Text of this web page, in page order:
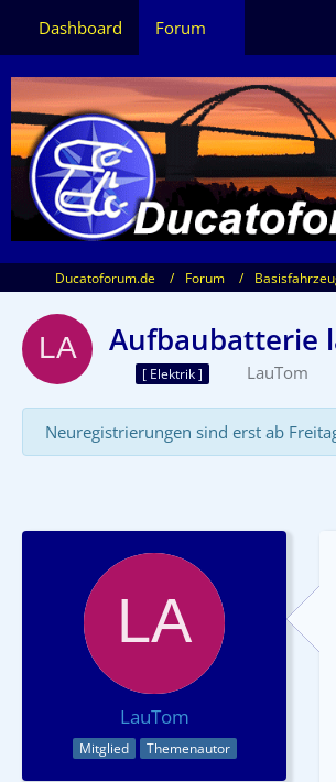
Dashboard Forum
Ducatoforum.de Forum
Aufbaubatterie
[ Elektrik ] LauTom
Neuregistrierungen sind erst ab
LauTom
Mitglied Themenautor